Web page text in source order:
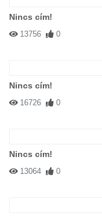
Nincs cím!
13756 0
Nincs cím!
16726 0
Nincs cím!
13064 0